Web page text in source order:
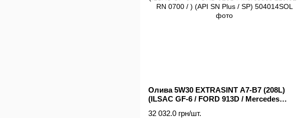
Олива 5W30 EXTRASINT A7-B7 (208L)
(ILSAC GF-6 / FORD 913D / Mercedes
32 032.0 грн/шт.